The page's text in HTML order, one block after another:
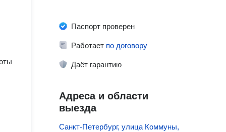
Паспорт проверен
Работает по договору
Даёт гарантию
Адреса и области
выезда
Санкт-Петербург, улица Коммуны,